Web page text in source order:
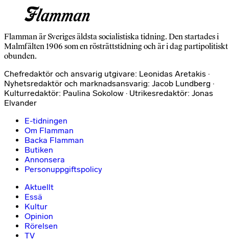
Flamman är Sveriges äldsta socialistiska tidning. Den startades i
Malmfälten 1906 som en rösträttstidning och är i dag partipolitiskt
obunden.
Chefredaktör och ansvarig utgivare: Leonidas Aretakis ·
Nyhetsredaktör och marknadsansvarig: Jacob Lundberg ·
Kulturredaktör: Paulina Sokolow · Utrikesredaktör: Jonas
Elvander
E-tidningen
Om Flamman
Backa Flamman
Butiken
Annonsera
Personuppgiftspolicy
Aktuellt
Essä
Kultur
Opinion
Rörelsen
TV